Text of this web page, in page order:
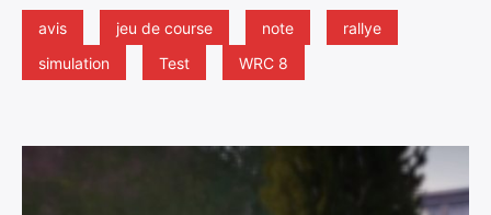
avis jeu de course note
rallye
simulation
Test WRC 8